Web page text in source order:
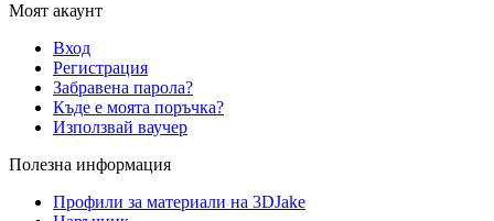
Моят акаунт
Вход
Регистрация
Забравена парола?
Къде е моята поръчка?
Използвай ваучер
Полезна информация
Профили за материали на 3DJake